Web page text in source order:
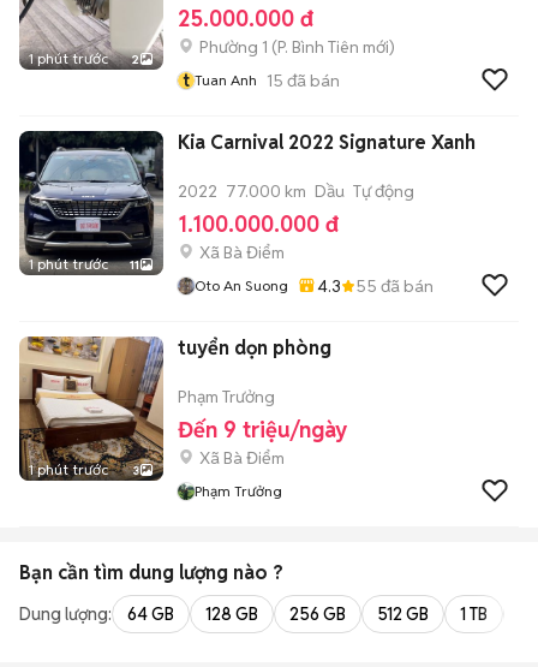
1 phút trước 2
25.000.000 đ
Phường 1 (P. Bình Tiên mới)
t Tuan Anh 15 đã bán
1 phút trước 11
Kia Carnival 2022 Signature Xanh
2022 77.000 km Dầu Tự động
1.100.000.000 đ
Xã Bà Điểm
Oto An Suong 4.3 55 đã bán
1 phút trước 3
tuyển dọn phòng
Phạm Trưởng
Đến 9 triệu/ngày
Xã Bà Điểm
Phạm Trưởng
Bạn cần tìm dung lượng nào ?
Dung lượng: 64 GB 128 GB 256 GB 512 GB 1 TB